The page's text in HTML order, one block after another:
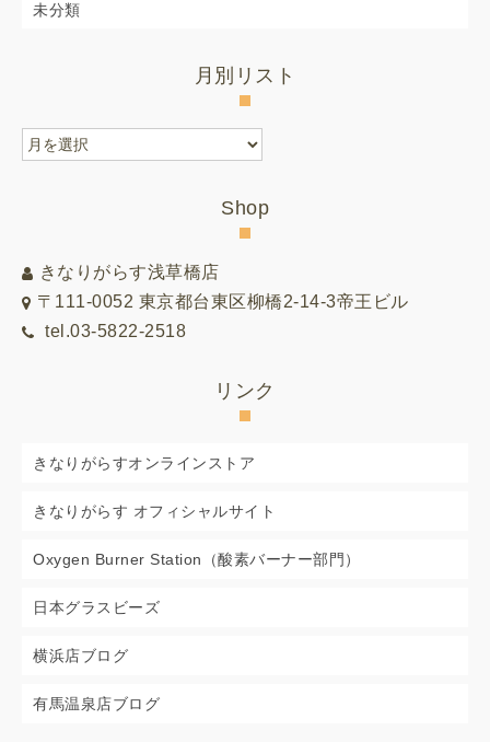
未分類
月別リスト
月
別
Shop
きなりがらす浅草橋店
〒111-0052 東京都台東区柳橋2-14-3帝王ビル
tel.03-5822-2518
リンク
きなりがらすオンラインストア
きなりがらす オフィシャルサイト
Oxygen Burner Station（酸素バーナー部門）
日本グラスビーズ
横浜店ブログ
有馬温泉店ブログ